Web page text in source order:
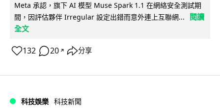
Meta 承認，旗下 AI 模型 Muse Spark 1.1 在網絡安全測試期
間，因評估夥伴 Irregular 設定出錯而意外連上互聯網...
閱讀
全文
132 20 ↗ 分享
科技娛樂 科技新聞